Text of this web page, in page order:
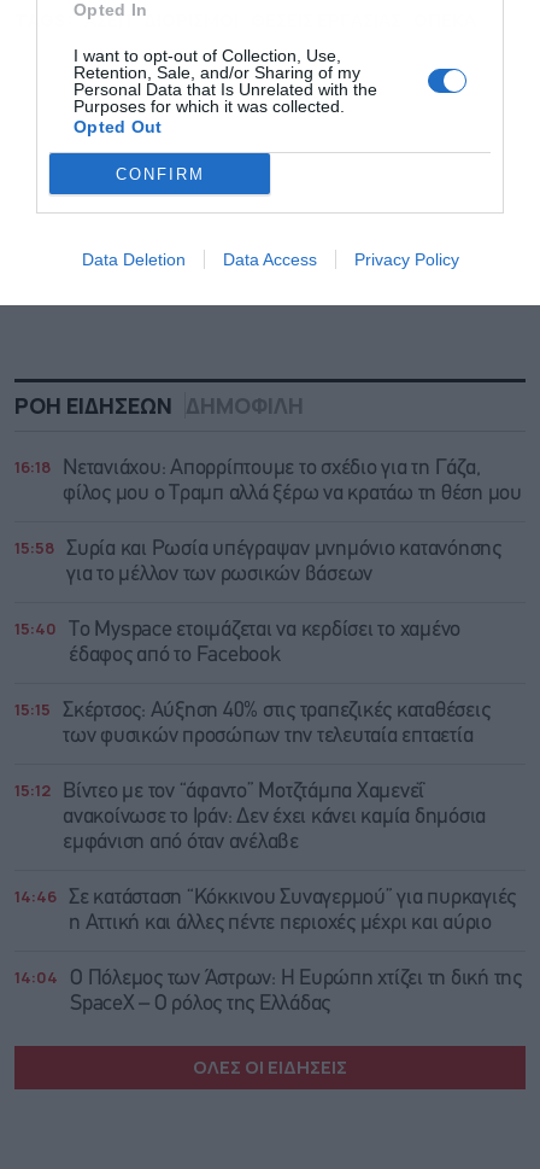
Opted In
I want to opt-out of Collection, Use,
Retention, Sale, and/or Sharing of my
Personal Data that Is Unrelated with the
Purposes for which it was collected.
Opted Out
CONFIRM
Data Deletion Data Access Privacy Policy
ΑΣΕΠ ΔΙΟΡΙΣΜΟΙ
ΡΟΗ ΕΙΔΗΣΕΩΝ ΔΗΜΟΦΙΛΗ
16:18
Νετανιάχου: Απορρίπτουμε το σχέδιο για τη Γάζα,
φίλος μου ο Τραμπ αλλά ξέρω να κρατάω τη θέση μου
15:58
Συρία και Ρωσία υπέγραψαν μνημόνιο κατανόησης
για το μέλλον των ρωσικών βάσεων
15:40
Το Myspace ετοιμάζεται να κερδίσει το χαμένο
έδαφος από το Facebook
15:15
Σκέρτσος: Αύξηση 40% στις τραπεζικές καταθέσεις
των φυσικών προσώπων την τελευταία επταετία
15:12
Βίντεο με τον “άφαντο” Μοτζτάμπα Χαμενεΐ
ανακοίνωσε το Ιράν: Δεν έχει κάνει καμία δημόσια
εμφάνιση από όταν ανέλαβε
14:46
Σε κατάσταση “Κόκκινου Συναγερμού” για πυρκαγιές
η Αττική και άλλες πέντε περιοχές μέχρι και αύριο
14:04
Ο Πόλεμος των Άστρων: Η Ευρώπη χτίζει τη δική της
SpaceX – Ο ρόλος της Ελλάδας
ΟΛΕΣ ΟΙ ΕΙΔΗΣΕΙΣ